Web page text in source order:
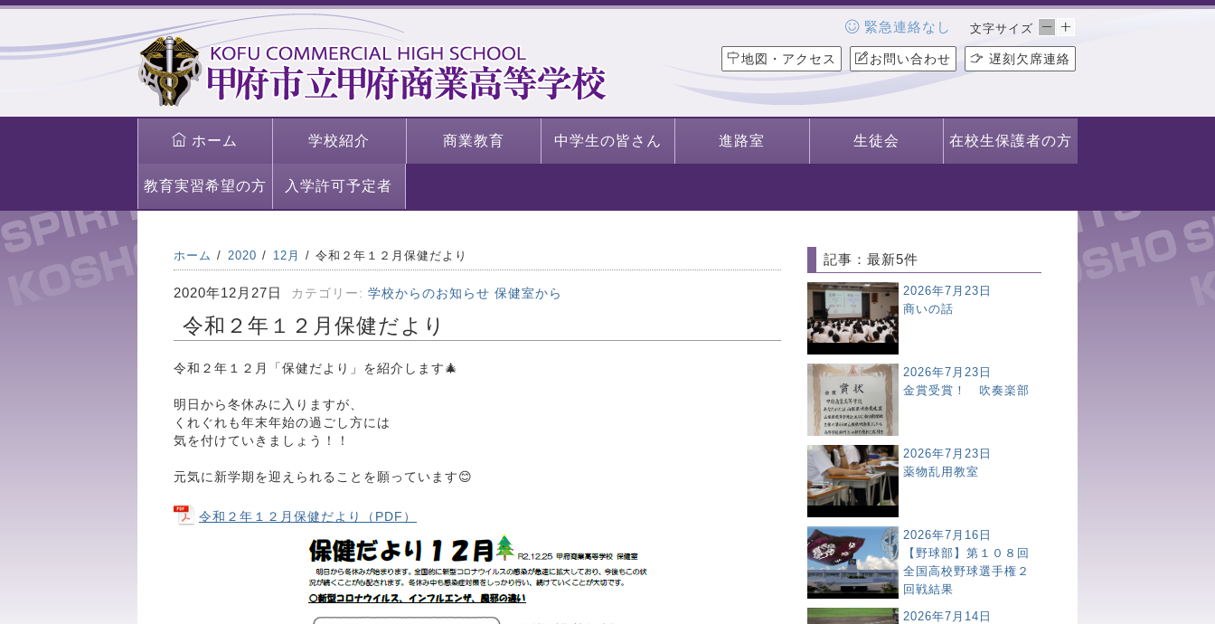
文字サイズ
地図・アクセス お問い合わせ 遅刻欠席連絡
緊急連絡なし
ホーム 学校紹介 商業教育 中学生の皆さん 進路室 生徒会 在校生保護者の方
教育実習希望の方 入学許可予定者
ホーム 2020 12月 令和２年１２月保健だより
2020年12月27日 カテゴリー: 学校からのお知らせ 保健室から
令和２年１２月保健だより
令和２年１２月「保健だより」を紹介します🎄
明日から冬休みに入りますが、
くれぐれも年末年始の過ごし方には
気を付けていきましょう！！
元気に新学期を迎えられることを願っています😊
令和２年１２月保健だより（PDF）
記事：最新5件
2026年7月23日
商いの話
2026年7月23日
金賞受賞！ 吹奏楽部
2026年7月23日
薬物乱用教室
2026年7月16日
【野球部】第１０８回
全国高校野球選手権２
回戦結果
2026年7月14日